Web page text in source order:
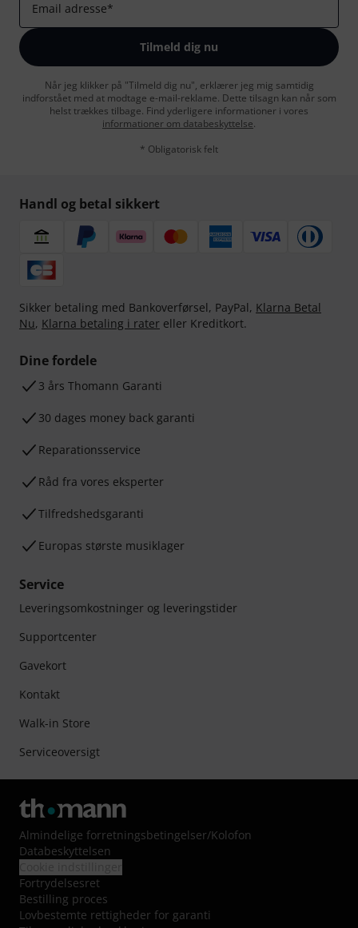
Email adresse*
Tilmeld dig nu
Når jeg klikker på "Tilmeld dig nu", erklærer jeg mig samtidig
indforstået med at modtage e-mail-reklame. Dette tilsagn kan når som
helst trækkes tilbage. Find yderligere informationer i vores
informationer om databeskyttelse.
* Obligatorisk felt
Handl og betal sikkert
Sikker betaling med Bankoverførsel, PayPal, Klarna Betal
Nu, Klarna betaling i rater eller Kreditkort.
Dine fordele
3 års Thomann Garanti
30 dages money back garanti
Reparationsservice
Råd fra vores eksperter
Tilfredshedsgaranti
Europas største musiklager
Service
Leveringsomkostninger og leveringstider
Supportcenter
Gavekort
Kontakt
Walk-in Store
Serviceoversigt
Almindelige forretningsbetingelser/Kolofon
Databeskyttelsen
Fortrydelsesret
Bestilling proces
Lovbestemte rettigheder for garanti